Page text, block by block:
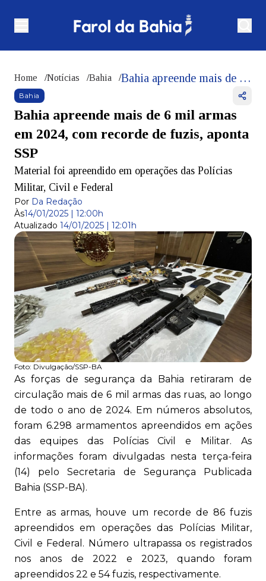
Home /Notícias /Bahia / Bahia apreende mais de 6 mil armas em 2024, com recorde de fuzis, aponta SSP
Bahia
Bahia apreende mais de 6 mil armas
em 2024, com recorde de fuzis, aponta
SSP
Material foi apreendido em operações das Polícias
Militar, Civil e Federal
Por Da Redação
Às14/01/2025 | 12:00h
Atualizado 14/01/2025 | 12:01h
Foto: Divulgação/SSP-BA
As forças de segurança da Bahia retiraram de
circulação mais de 6 mil armas das ruas, ao longo
de todo o ano de 2024. Em números absolutos,
foram 6.298 armamentos apreendidos em ações
das equipes das Polícias Civil e Militar. As
informações foram divulgadas nesta terça-feira
(14) pelo Secretaria de Segurança Publicada
Bahia (SSP-BA).
Entre as armas, houve um recorde de 86 fuzis
apreendidos em operações das Polícias Militar,
Civil e Federal. Número ultrapassa os registrados
nos anos de 2022 e 2023, quando foram
apreendidos 22 e 54 fuzis, respectivamente.